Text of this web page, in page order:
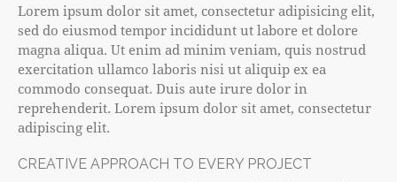
Lorem ipsum dolor sit amet, consectetur adipisicing elit,
sed do eiusmod tempor incididunt ut labore et dolore
magna aliqua. Ut enim ad minim veniam, quis nostrud
exercitation ullamco laboris nisi ut aliquip ex ea
commodo consequat. Duis aute irure dolor in
reprehenderit. Lorem ipsum dolor sit amet, consectetur
adipiscing elit.
CREATIVE APPROACH TO EVERY PROJECT